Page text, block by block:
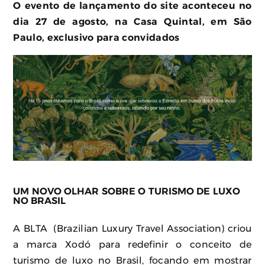
O evento de lançamento do site aconteceu no
dia 27 de agosto, na Casa Quintal, em São
Paulo, exclusivo para convidados
UM NOVO OLHAR SOBRE O TURISMO DE LUXO
NO BRASIL
A BLTA (Brazilian Luxury Travel Association) criou
a marca Xodó para redefinir o conceito de
turismo de luxo no Brasil, focando em mostrar